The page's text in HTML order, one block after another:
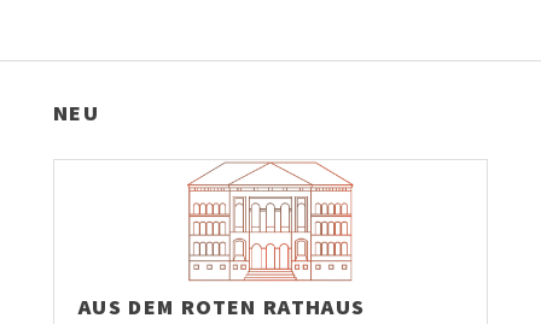
NEU
AUS DEM ROTEN RATHAUS